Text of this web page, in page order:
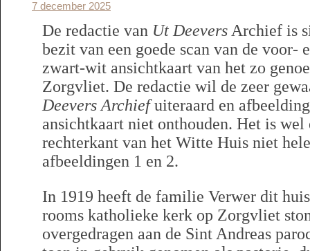
7 december 2025
De redactie van Ut Deevers Archief is
bezit van een goede scan van de voor-
zwart-wit ansichtkaart van het zo
Zorgvliet. De redactie wil de zeer
Deevers Archiefuiteraard en
ansichtkaart niet onthouden. Het is
rechterkant van het Witte Huis niet
afbeeldingen 1 en 2.
In 1919 heeft de familie Verwer dit
rooms katholieke kerk op Zorgvliet
overgedragen aan de Sint Andreas